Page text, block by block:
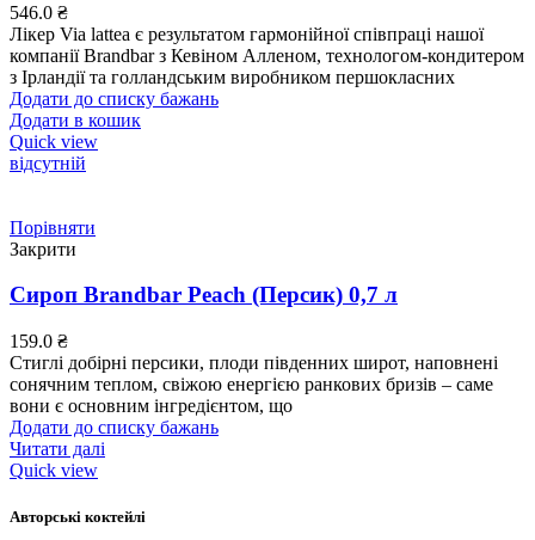
546.0 ₴
Лікер Via lattea є результатом гармонійної співпраці нашої
компанії Brandbar з Кевіном Алленом, технологом-кондитером
з Ірландії та голландським виробником першокласних
Додати до списку бажань
Додати в кошик
Quick view
відсутній
Порівняти
Закрити
Сироп Brandbar Peach (Персик) 0,7 л
159.0 ₴
Стиглі добірні персики, плоди південних широт, наповнені
сонячним теплом, свіжою енергією ранкових бризів – саме
вони є основним інгредієнтом, що
Додати до списку бажань
Читати далі
Quick view
Авторські коктейлі